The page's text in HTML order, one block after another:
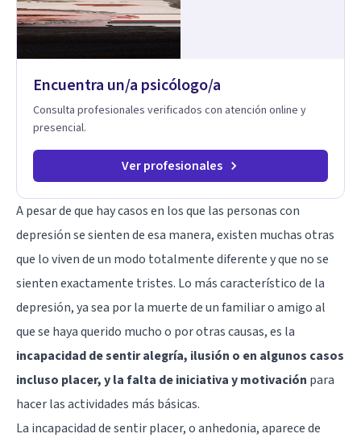
Encuentra un/a psicólogo/a
Consulta profesionales verificados con atención online y
presencial.
Ver profesionales
A pesar de que hay casos en los que las personas con
depresión se sienten de esa manera, existen muchas otras
que lo viven de un modo totalmente diferente y que no se
sienten exactamente tristes. Lo más característico de la
depresión, ya sea por la muerte de un familiar o amigo al
que se haya querido mucho o por otras causas, es la
incapacidad de sentir alegría, ilusión o en algunos casos
incluso placer, y la falta de iniciativa y motivación para
hacer las actividades más básicas.
La incapacidad de sentir placer, o anhedonia, aparece de